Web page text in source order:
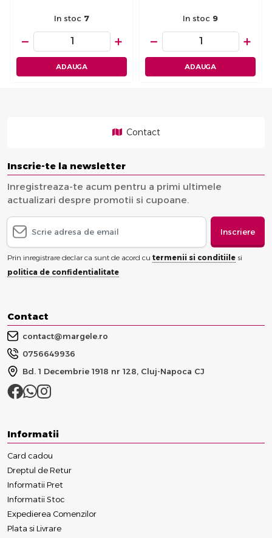
In stoc 7
− +
ADAUGA
In stoc 9
− +
ADAUGA
Contact
Inscrie-te la newsletter
Inregistreaza-te acum pentru a primi ultimele
actualizari despre promotii si cupoane.
Inscriere
Prin inregistrare declar ca sunt de acord cu termenii si conditiile si
politica de confidentialitate
Contact
contact@margele.ro
0756649936
Bd. 1 Decembrie 1918 nr 128, Cluj-Napoca CJ
Informatii
Card cadou
Dreptul de Retur
Informatii Pret
Informatii Stoc
Expedierea Comenzilor
Plata si Livrare